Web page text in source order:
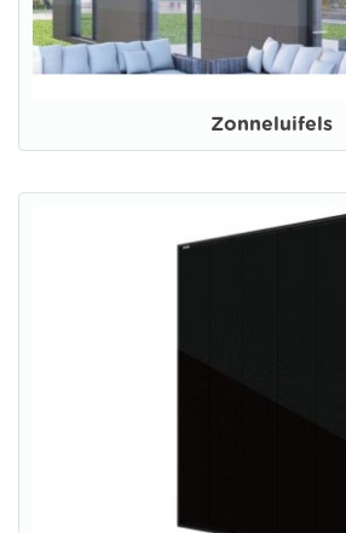
Zonneluifels